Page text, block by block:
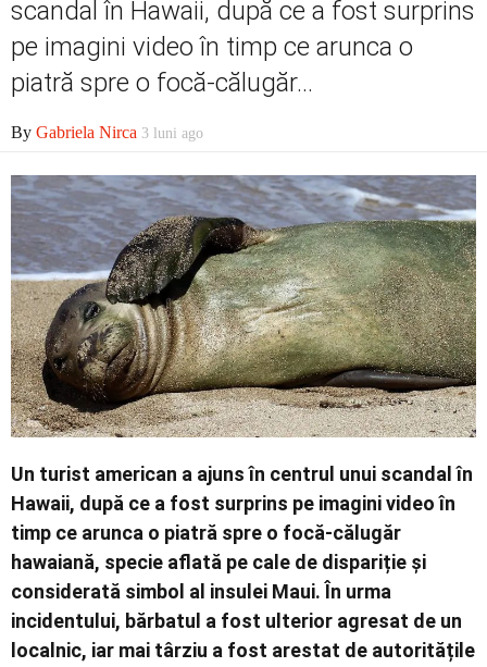
Economic
Contact
scandal în Hawaii, după ce a fost surprins
pe imagini video în timp ce arunca o
piatră spre o focă-călugăr...
By Gabriela Nirca 3 luni ago
Un turist american a ajuns în centrul unui scandal în
Hawaii, după ce a fost surprins pe imagini video în
timp ce arunca o piatră spre o focă-călugăr
hawaiană, specie aflată pe cale de dispariție și
considerată simbol al insulei Maui. În urma
incidentului, bărbatul a fost ulterior agresat de un
localnic, iar mai târziu a fost arestat de autoritățile